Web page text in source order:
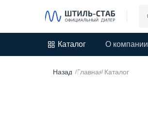
Каталог О компании
/Главная/ Каталог
Назад